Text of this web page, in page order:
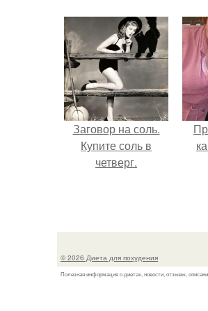
Заговор на соль.
Купите соль в
четверг.
© 2026 Диета для похудения
Полезная информация о диетах, новости, отзывы,